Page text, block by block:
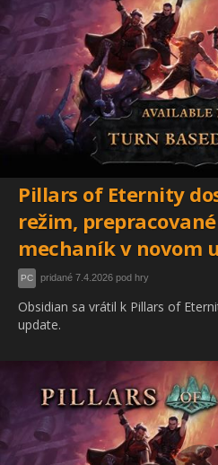
Pillars of Eternity
režim,
mechaník v novom
PC pridané 7.4.2026 pod hry
Obsidian sa vrátil k Pillars of
update.